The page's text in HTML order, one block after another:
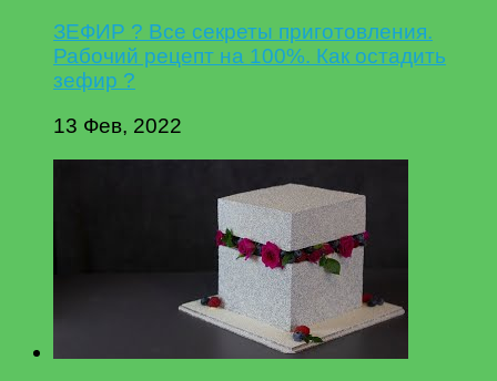
ЗЕФИР ? Все секреты приготовления.
Рабочий рецепт на 100%. Как остадить
зефир ?
13 Фев, 2022